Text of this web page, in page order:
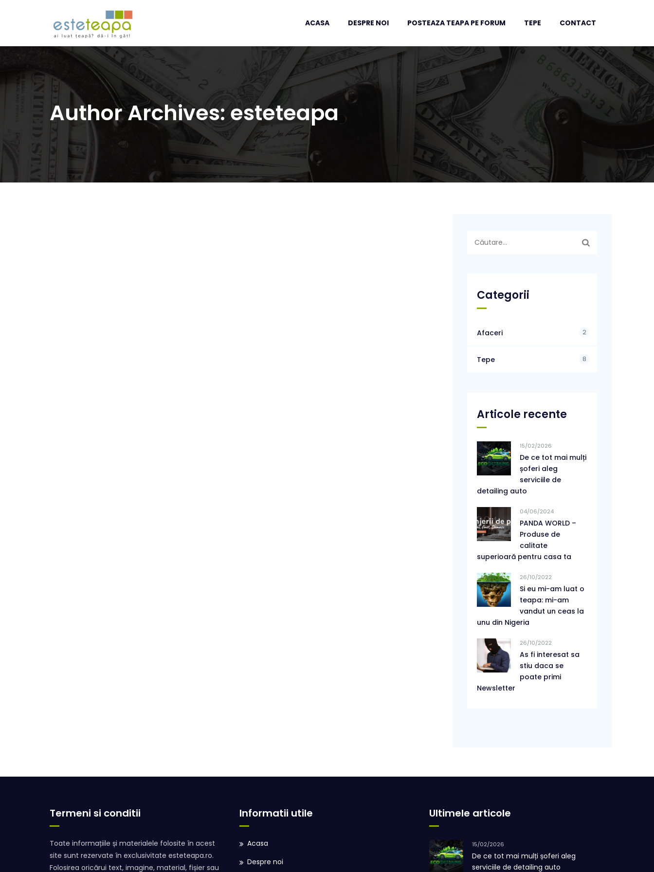
ACASA DESPRE NOI POSTEAZA TEAPA PE FORUM TEPE CONTACT
Author Archives:esteteapa
Categorii
Afaceri 2
Tepe 8
Articole recente
15/02/2026
De ce tot mai mulți
șoferi aleg
serviciile de
detailing auto
04/06/2024
PANDA WORLD –
Produse de
calitate
superioară pentru casa ta
26/10/2022
Si eu mi-am luat o
teapa: mi-am
vandut un ceas la
unu din Nigeria
26/10/2022
As fi interesat sa
stiu daca se
poate primi
Newsletter
Termeni si conditii
Toate informațiile și materialele folosite în acest
site sunt rezervate în exclusivitate esteteapa.ro.
Folosirea oricărui text, imagine, material, fișier sau
Informatii utile
Acasa
Despre noi
Ultimele articole
15/02/2026
De ce tot mai mulți șoferi aleg
serviciile de detailing auto